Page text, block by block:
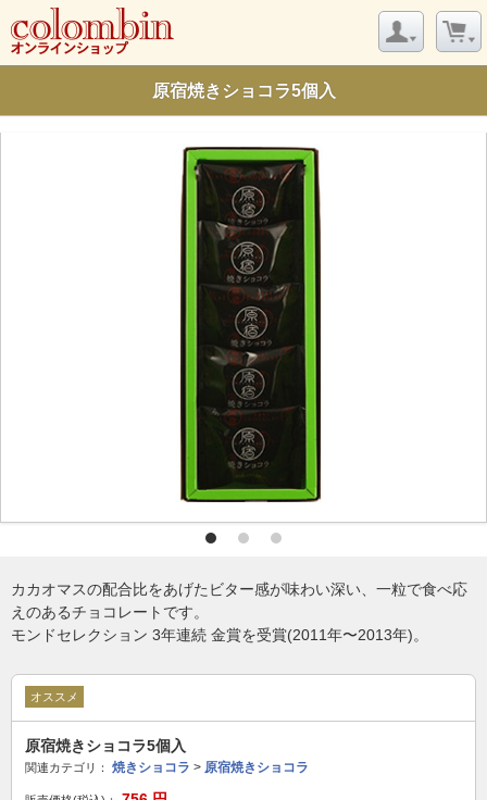
原宿焼きショコラ5個入
カカオマスの配合比をあげたビター感が味わい深い、一粒で食べ応
えのあるチョコレートです。
モンドセレクション 3年連続 金賞を受賞(2011年〜2013年)。
オススメ
原宿焼きショコラ5個入
関連カテゴリ： 焼きショコラ > 原宿焼きショコラ